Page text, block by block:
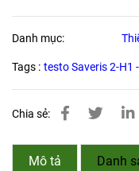
Danh mục:
Tags : testo Saveris 2-H1
Chia sẻ:
Mô tả Danh